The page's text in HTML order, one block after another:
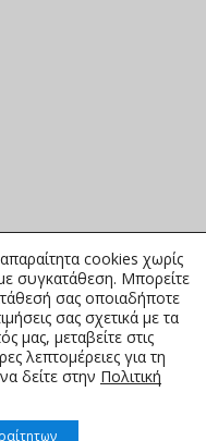
cookies χωρίς
συγκατάθεση. Μπορείτε
σας οποιαδήποτε
σας σχετικά με τα
μας, μεταβείτε στις
λεπτομέρειες για τη
δείτε στην Πολιτική